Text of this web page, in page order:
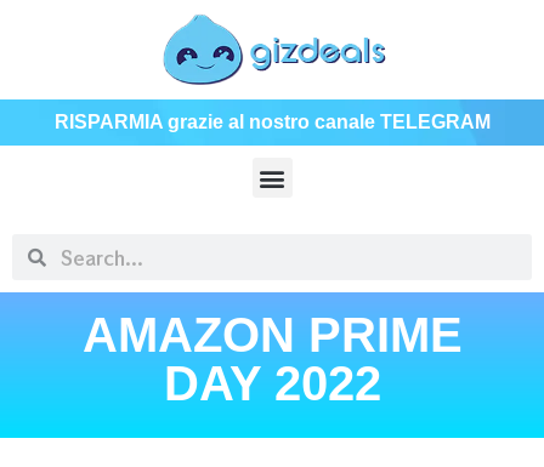
RISPARMIA grazie al nostro canale TELEGRAM
AMAZON PRIME
DAY 2022